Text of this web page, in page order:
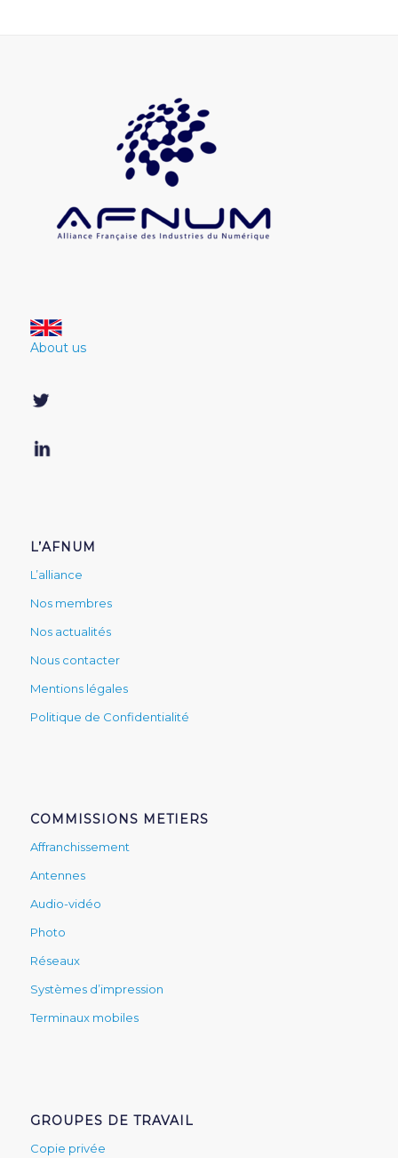
About us
L’AFNUM
L’alliance
Nos membres
Nos actualités
Nous contacter
Mentions légales
Politique de Confidentialité
COMMISSIONS METIERS
Affranchissement
Antennes
Audio-vidéo
Photo
Réseaux
Systèmes d’impression
Terminaux mobiles
GROUPES DE TRAVAIL
Copie privée